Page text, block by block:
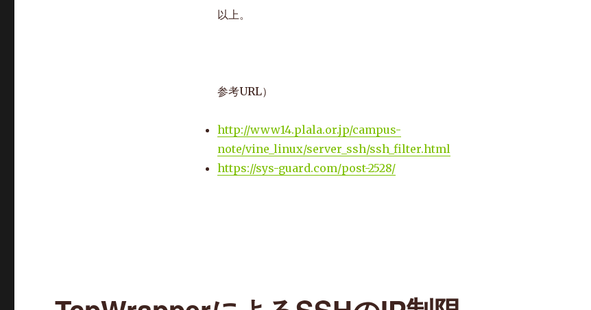
以上。
参考URL）
http://www14.plala.or.jp/campus-
note/vine_linux/server_ssh/ssh_filter.html
https://sys-guard.com/post-2528/